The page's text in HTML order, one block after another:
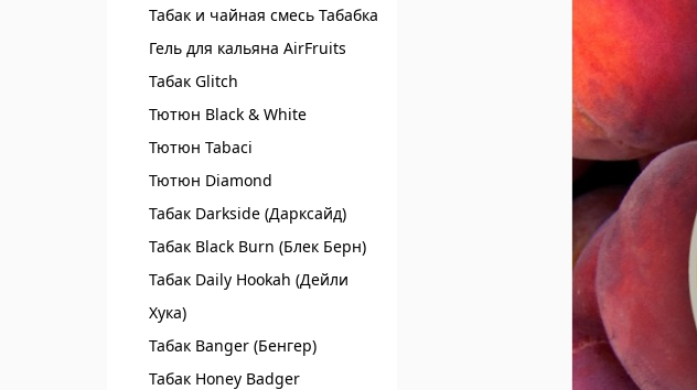
Табак и чайная смесь Табабка
Гель для кальяна AirFruits
Табак Glitch
Тютюн Black & White
Тютюн Tabaci
Тютюн Diamond
Табак Darkside (Дарксайд)
Табак Black Burn (Блек Берн)
Табак Daily Hookah (Дейли
Хука)
Табак Banger (Бенгер)
Табак Honey Badger